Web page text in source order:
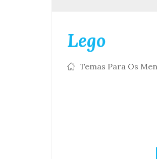
Lego
Temas Para Os